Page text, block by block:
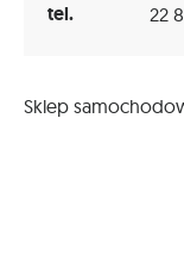
tel. 22
Sklep